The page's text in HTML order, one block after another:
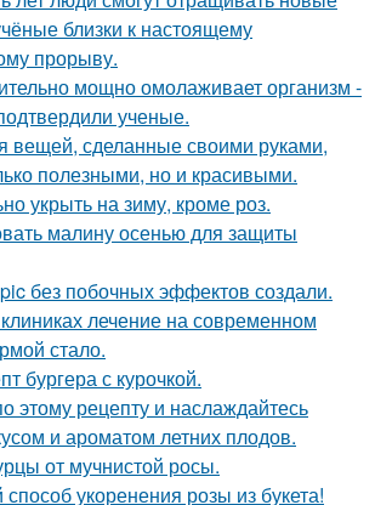
близки к настоящему
прорыву.
мощно омолаживает организм -
ученые.
вещей, сделанные своими руками,
полезными, но и красивыми.
укрыть на зиму, кроме роз.
малину осенью для защиты
без побочных эффектов создали.
лечение на современном
стало.
бургера с курочкой.
этому рецепту и наслаждайтесь
и ароматом летних плодов.
от мучнистой росы.
укоренения розы из букета!